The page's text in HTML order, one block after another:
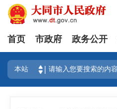
首页 市政府 政务公开
本站